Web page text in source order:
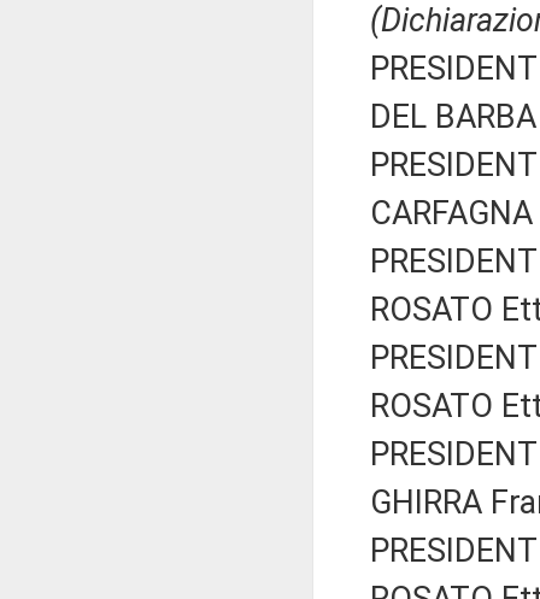
DEL
ROSATO
ROSATO
GHIRRA